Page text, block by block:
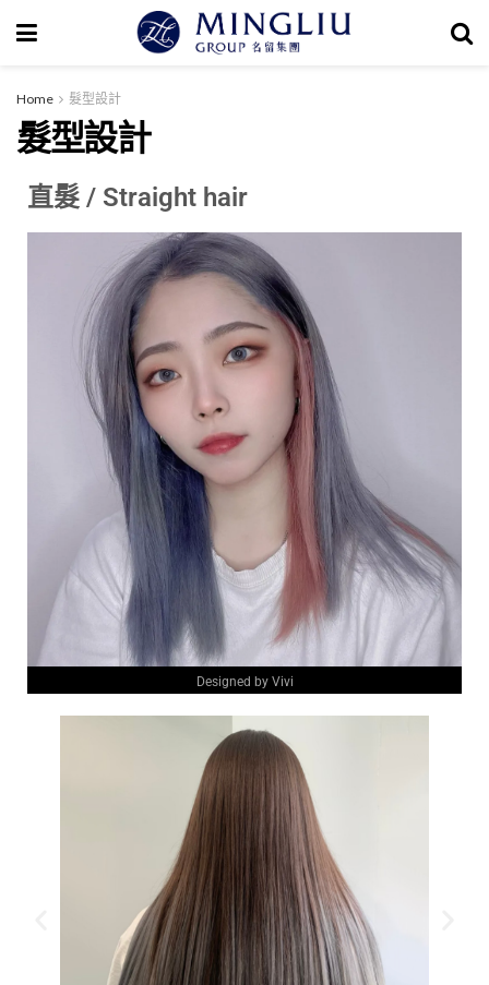
Home 髮型設計
髮型設計
直髮 / Straight hair
Designed by Vivi